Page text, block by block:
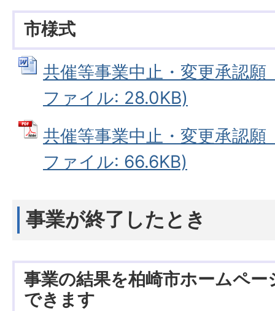
市様式
共催等事業中止・変更承認
ファイル: 28.0KB)
共催等事業中止・変更承認願
ファイル: 66.6KB)
事業が終了したとき
事業の結果を柏崎市ホームペ
できます